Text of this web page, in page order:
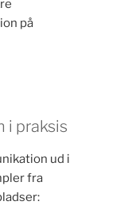
på
i praksis
ud i
fra